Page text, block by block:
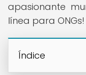
apasionante
línea para ONGs!
Índice